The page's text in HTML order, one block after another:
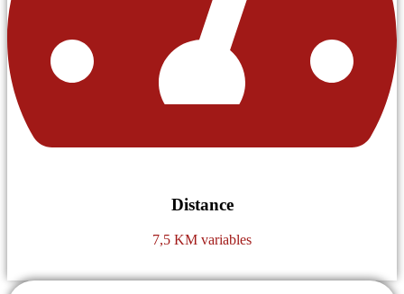
Distance
7,5 KM variables